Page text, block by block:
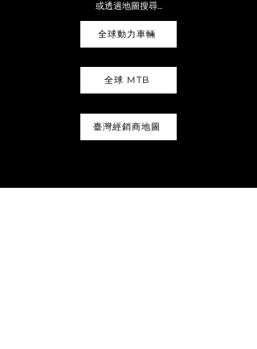
或透過地圖搜尋...
全球動力車輛
全球 MTB
臺灣經銷商地圖